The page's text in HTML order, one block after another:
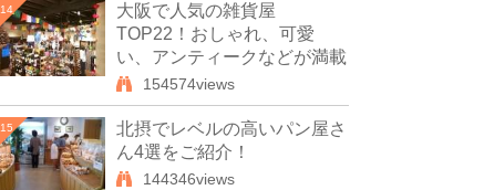
14
大阪で人気の雑貨屋
TOP22！おしゃれ、可愛
い、アンティークなどが満載
154574views
15
北摂でレベルの高いパン屋さ
ん4選をご紹介！
144346views